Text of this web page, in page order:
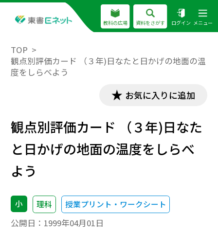
教科の広場 資料をさがす ログイン メニュー
TOP
観点別評価カード （３年)日なたと日かげの地面の温
度をしらべよう
お気に入りに追加
観点別評価カード （３年)日なた
と日かげの地面の温度をしらべ
よう
小 理科 授業プリント・ワークシート
公開日： 1999年04月01日